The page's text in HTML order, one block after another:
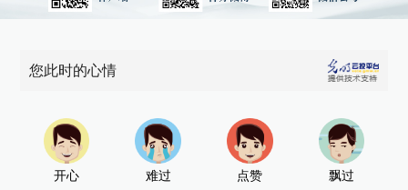
您此时的心情
开心 难过 点赞 飘过